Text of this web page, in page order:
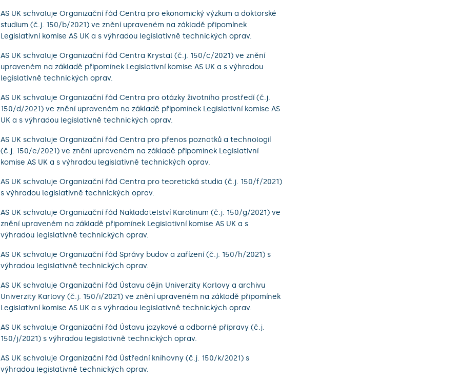
AS UK schvaluje Organizační řád Centra pro ekonomický výzkum a doktorské
studium (č.j. 150/b/2021) ve znění upraveném na základě připomínek
Legislativní komise AS UK a s výhradou legislativně technických oprav.
AS UK schvaluje Organizační řád Centra Krystal (č.j. 150/c/2021) ve znění
upraveném na základě připomínek Legislativní komise AS UK a s výhradou
legislativně technických oprav.
AS UK schvaluje Organizační řád Centra pro otázky životního prostředí (č.j.
150/d/2021) ve znění upraveném na základě připomínek Legislativní komise AS
UK a s výhradou legislativně technických oprav.
AS UK schvaluje Organizační řád Centra pro přenos poznatků a technologií
(č.j. 150/e/2021) ve znění upraveném na základě připomínek Legislativní
komise AS UK a s výhradou legislativně technických oprav.
AS UK schvaluje Organizační řád Centra pro teoretická studia (č.j. 150/f/2021)
s výhradou legislativně technických oprav.
AS UK schvaluje Organizační řád Nakladatelství Karolinum (č.j. 150/g/2021) ve
znění upraveném na základě připomínek Legislativní komise AS UK a s
výhradou legislativně technických oprav.
AS UK schvaluje Organizační řád Správy budov a zařízení (č.j. 150/h/2021) s
výhradou legislativně technických oprav.
AS UK schvaluje Organizační řád Ústavu dějin Univerzity Karlovy a archivu
Univerzity Karlovy (č.j. 150/i/2021) ve znění upraveném na základě připomínek
Legislativní komise AS UK a s výhradou legislativně technických oprav.
AS UK schvaluje Organizační řád Ústavu jazykové a odborné přípravy (č.j.
150/j/2021) s výhradou legislativně technických oprav.
AS UK schvaluje Organizační řád Ústřední knihovny (č.j. 150/k/2021) s
výhradou legislativně technických oprav.